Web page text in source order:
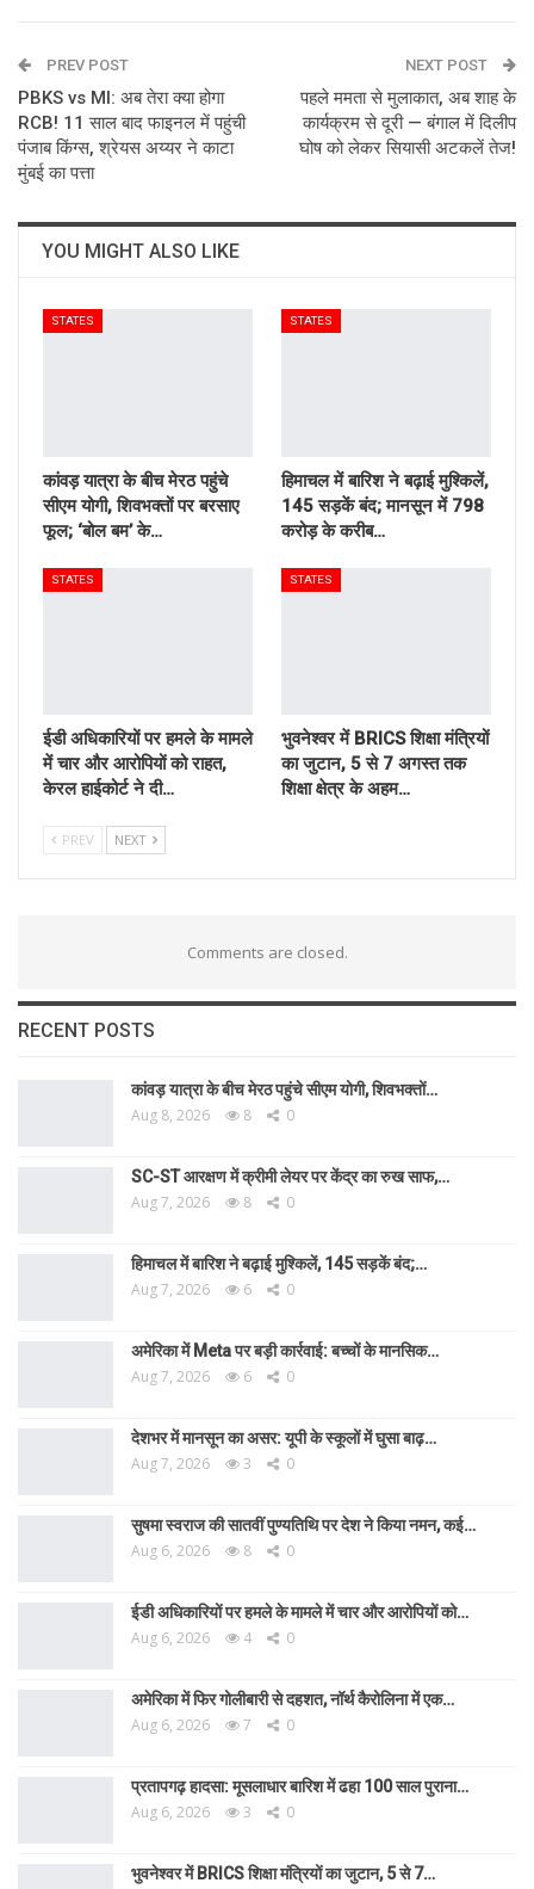
Email
PREV POST
PBKS vs MI: अब तेरा क्या होगा
RCB! 11 साल बाद फाइनल में पहुंची
पंजाब किंग्स, श्रेयस अय्यर ने काटा
मुंबई का पत्ता
NEXT POST
पहले ममता से मुलाकात, अब शाह के
कार्यक्रम से दूरी — बंगाल में दिलीप
घोष को लेकर सियासी अटकलें तेज!
YOU MIGHT ALSO LIKE
STATES
कांवड़ यात्रा के बीच मेरठ पहुंचे
सीएम योगी, शिवभक्तों पर बरसाए
फूल; ‘बोल बम’ के…
STATES
हिमाचल में बारिश ने बढ़ाई मुश्किलें,
145 सड़कें बंद; मानसून में 798
करोड़ के करीब…
STATES
ईडी अधिकारियों पर हमले के मामले
में चार और आरोपियों को राहत,
केरल हाईकोर्ट ने दी…
STATES
भुवनेश्वर में BRICS शिक्षा मंत्रियों
का जुटान, 5 से 7 अगस्त तक
शिक्षा क्षेत्र के अहम…
PREV NEXT
Comments are closed.
RECENT POSTS
कांवड़ यात्रा के बीच मेरठ पहुंचे सीएम योगी, शिवभक्तों…
Aug 8, 2026 8 0
SC-ST आरक्षण में क्रीमी लेयर पर केंद्र का रुख साफ,…
Aug 7, 2026 8 0
हिमाचल में बारिश ने बढ़ाई मुश्किलें, 145 सड़कें बंद;…
Aug 7, 2026 6 0
अमेरिका में Meta पर बड़ी कार्रवाई: बच्चों के मानसिक…
Aug 7, 2026 6 0
देशभर में मानसून का असर: यूपी के स्कूलों में घुसा बाढ़…
Aug 7, 2026 3 0
सुषमा स्वराज की सातवीं पुण्यतिथि पर देश ने किया नमन, कई…
Aug 6, 2026 8 0
ईडी अधिकारियों पर हमले के मामले में चार और आरोपियों को…
Aug 6, 2026 4 0
अमेरिका में फिर गोलीबारी से दहशत, नॉर्थ कैरोलिना में एक…
Aug 6, 2026 7 0
प्रतापगढ़ हादसा: मूसलाधार बारिश में ढहा 100 साल पुराना…
Aug 6, 2026 3 0
भुवनेश्वर में BRICS शिक्षा मंत्रियों का जुटान, 5 से 7…